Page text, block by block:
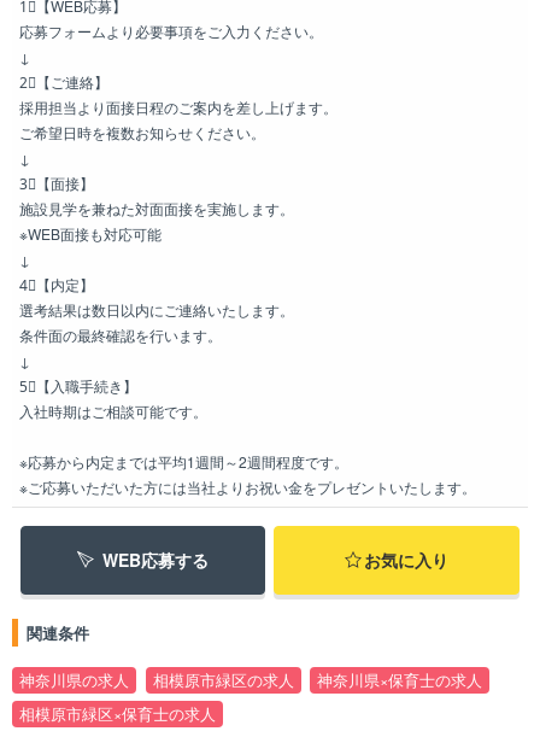
1⃣【WEB応募】
応募フォームより必要事項をご入力ください。
↓
2⃣【ご連絡】
採用担当より面接日程のご案内を差し上げます。
ご希望日時を複数お知らせください。
↓
3⃣【面接】
施設見学を兼ねた対面面接を実施します。
※WEB面接も対応可能
↓
4⃣【内定】
選考結果は数日以内にご連絡いたします。
条件面の最終確認を行います。
↓
5⃣【入職手続き】
入社時期はご相談可能です。
※応募から内定までは平均1週間～2週間程度です。
※ご応募いただいた方には当社よりお祝い金をプレゼントいたします。
WEB応募する お気に入り
関連条件
神奈川県の求人 相模原市緑区の求人
神奈川県×保育士の求人
相模原市緑区×保育士の求人